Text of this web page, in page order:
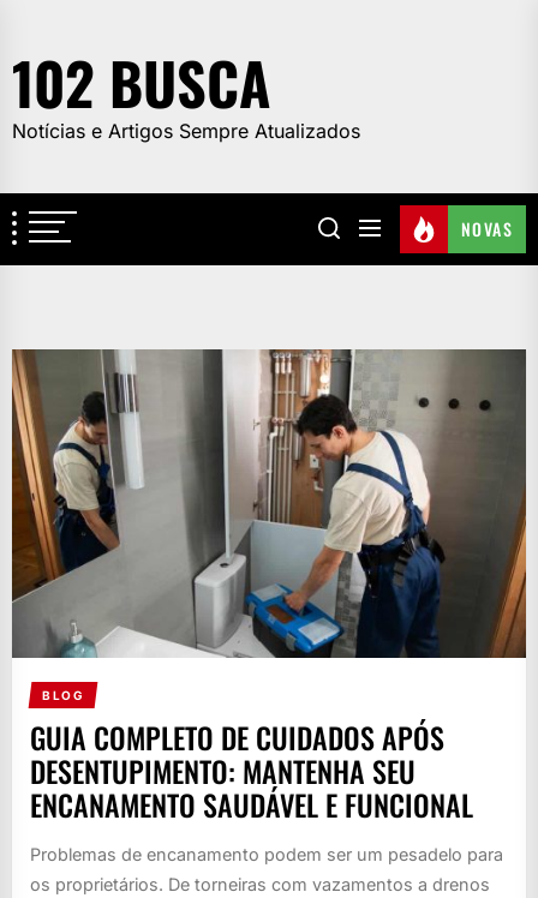
the
content
102 BUSCA
Notícias e Artigos Sempre Atualizados
NOVAS
BLOG
GUIA COMPLETO DE CUIDADOS APÓS
DESENTUPIMENTO: MANTENHA SEU
ENCANAMENTO SAUDÁVEL E FUNCIONAL
Problemas de encanamento podem ser um pesadelo para
os proprietários. De torneiras com vazamentos a drenos